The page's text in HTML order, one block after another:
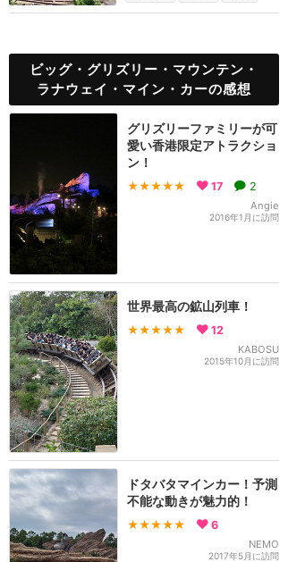
ビッグ・グリズリー・マウンテン・
ラナウェイ・マイン・カーの感想
グリズリーファミリーが可
愛い香港限定アトラクショ
ン！
★★★★★ 17 2
Angie
2016年1月に訪問
世界最高の鉱山列車！
★★★★★ 12
KABOSU
2015年10月に訪問
ドタバタマインカー！予測
不能な動きが魅力的！
★★★★★ 6
NEMO
2017年5月に訪問